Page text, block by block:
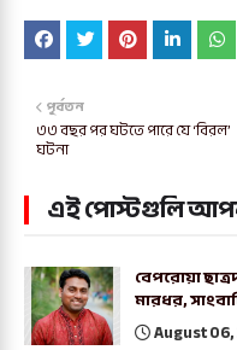
পূর্বতন
৩৩ বছর পর ঘটতে পারে যে ‘বিরল’
ঘটনা
এই পোস্টগুলি
বেপরোয়া
মারধর,
August 06,